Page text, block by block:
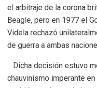
el arbitraje de la corona
Beagle, pero en 1977 el
Videla rechazó
de guerra a ambas
Dicha decisión estuvo
chauvinismo imperante